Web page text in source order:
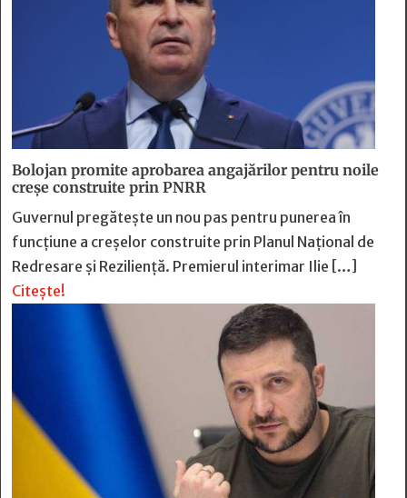
Bolojan promite aprobarea angajărilor pentru noile
creșe construite prin PNRR
Guvernul pregătește un nou pas pentru punerea în
funcțiune a creșelor construite prin Planul Național de
Redresare și Reziliență. Premierul interimar Ilie […]
Citește!